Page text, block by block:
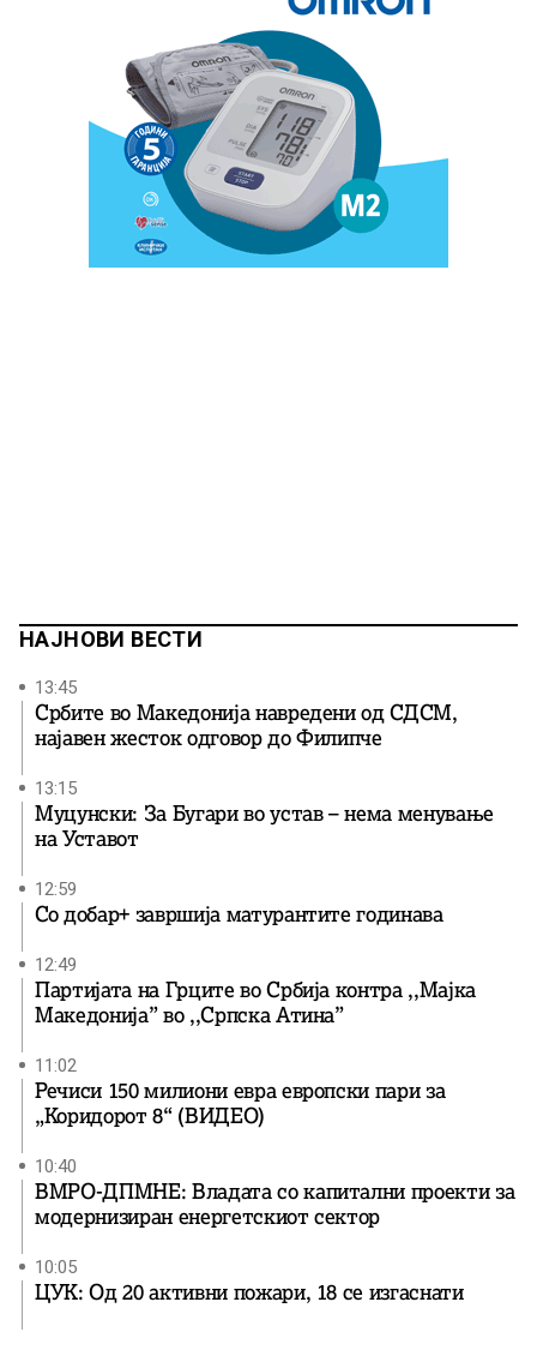
НАЈНОВИ ВЕСТИ
13:45
Србите во Македонија навредени од СДСМ,
најавен жесток одговор до Филипче
13:15
Муцунски: За Бугари во устав – нема менување
на Уставот
12:59
Со добар+ завршија матурантите годинава
12:49
Партијата на Грците во Србија контра ,,Мајка
Македонија” во ,,Српска Атина”
11:02
Речиси 150 милиони евра европски пари за
„Коридорот 8“ (ВИДЕО)
10:40
ВМРО-ДПМНЕ: Владата со капитални проекти за
модернизиран енергетскиот сектор
10:05
ЦУК: Од 20 активни пожари, 18 се изгаснати